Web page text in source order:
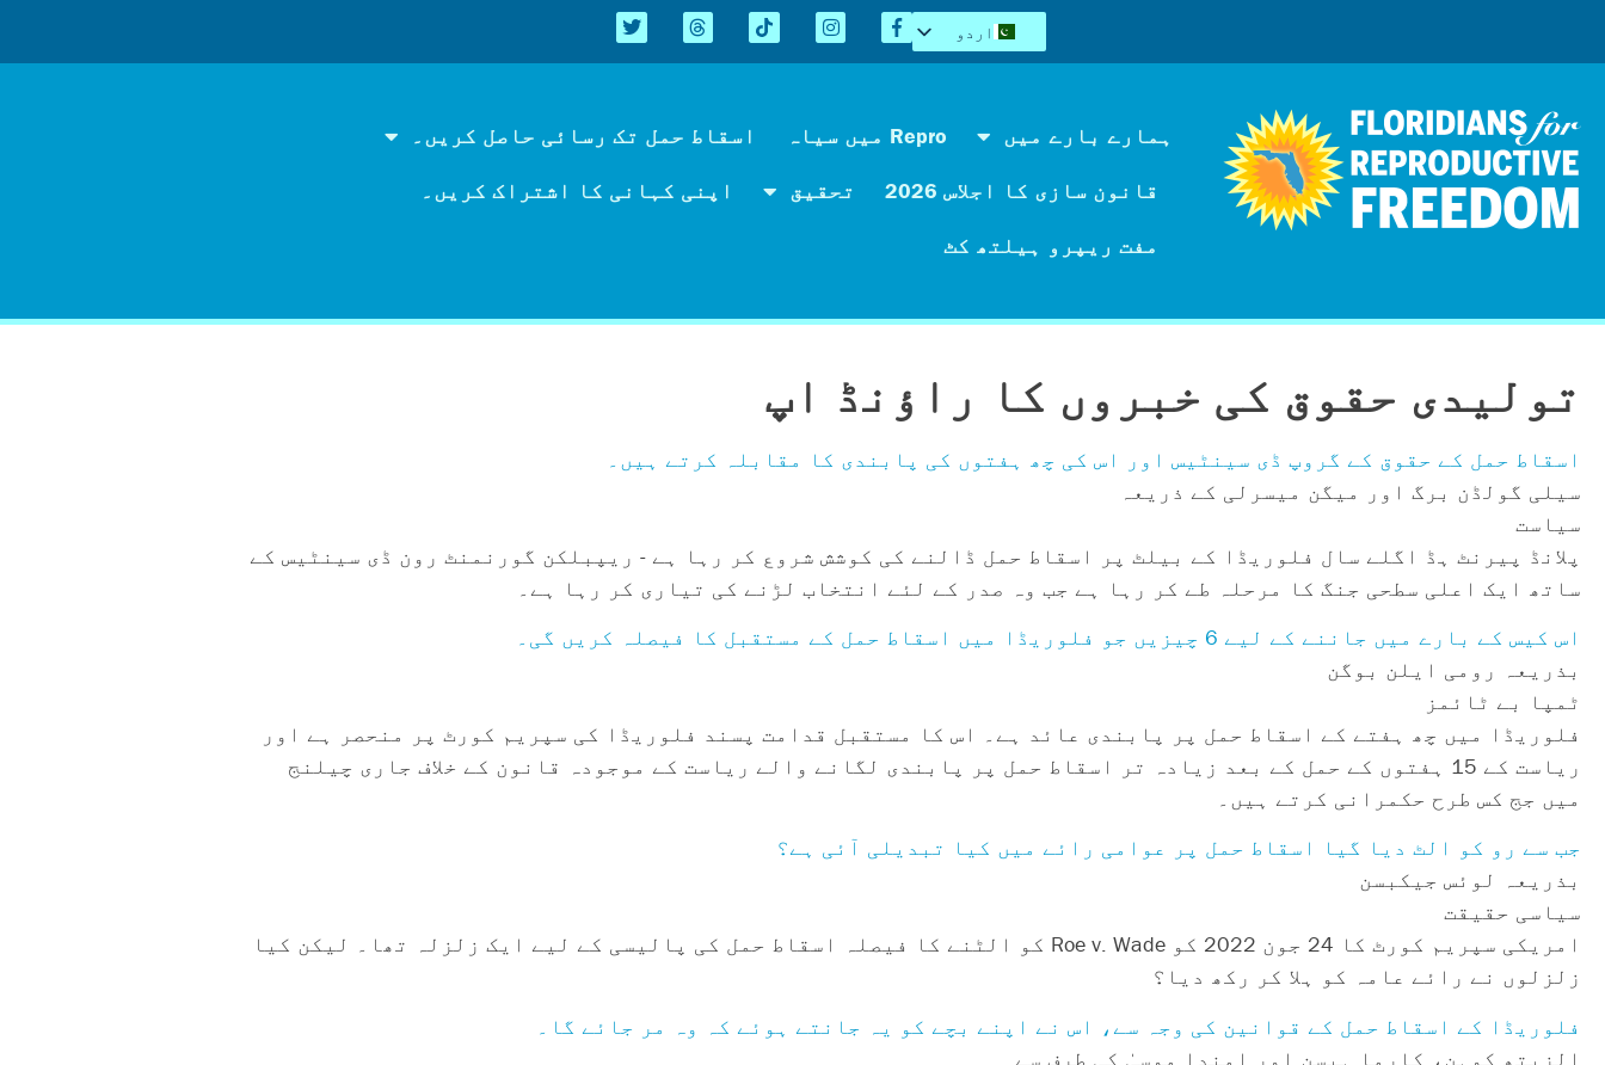
اردو
English
Tiếng Việt
ہمارے بارے میں Repro میں سیاہ
اسقاط حمل تک رسائی حاصل کریں۔
قانون سازی کا اجلاس 2026
تحقیق
اپنی کہانی کا اشتراک کریں۔
مفت ریپرو ہیلتھ کٹ
تولیدی حقوق کی خبروں کا راؤنڈ اپ
اسقاط حمل کے حقوق کے گروپ ڈی سینٹیس اور اس کی چھ ہفتوں کی پابندی کا مقابلہ کرتے ہیں۔
سیلی گولڈن برگ اور میگن میسرلی کے ذریعہ
سیاست
پلانڈ پیرنٹ ہڈ اگلے سال فلوریڈا کے بیلٹ پر اسقاط حمل ڈالنے کی کوشش شروع کر رہا ہے - ریپبلکن گورنمنٹ رون ڈی سینٹیس کے
ساتھ ایک اعلی سطحی جنگ کا مرحلہ طے کر رہا ہے جب وہ صدر کے لئے انتخاب لڑنے کی تیاری کر رہا ہے۔
اس کیس کے بارے میں جاننے کے لیے 6 چیزیں جو فلوریڈا میں اسقاط حمل کے مستقبل کا فیصلہ کریں گی۔
بذریعہ رومی ایلن بوگن
ٹمپا بے ٹائمز
فلوریڈا میں چھ ہفتے کے اسقاط حمل پر پابندی عائد ہے۔ اس کا مستقبل قدامت پسند فلوریڈا کی سپریم کورٹ پر منحصر ہے اور
ریاست کے 15 ہفتوں کے حمل کے بعد زیادہ تر اسقاط حمل پر پابندی لگانے والے ریاست کے موجودہ قانون کے خلاف جاری چیلنج
میں جج کس طرح حکمرانی کرتے ہیں۔
جب سے رو کو الٹ دیا گیا اسقاط حمل پر عوامی رائے میں کیا تبدیلی آئی ہے؟
بذریعہ لوئس جیکبسن
سیاسی حقیقت
امریکی سپریم کورٹ کا 24 جون 2022 کو Roe v. Wade کو الٹنے کا فیصلہ اسقاط حمل کی پالیسی کے لیے ایک زلزلہ تھا۔ لیکن کیا
زلزلوں نے رائے عامہ کو ہلا کر رکھ دیا؟
فلوریڈا کے اسقاط حمل کے قوانین کی وجہ سے، اس نے اپنے بچے کو یہ جانتے ہوئے کہ وہ مر جائے گا۔
الزبتھ کوہن، کارما ہیسن اور امندا موسیٰ کی طرف سے